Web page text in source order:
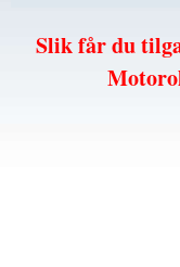
Slik får du